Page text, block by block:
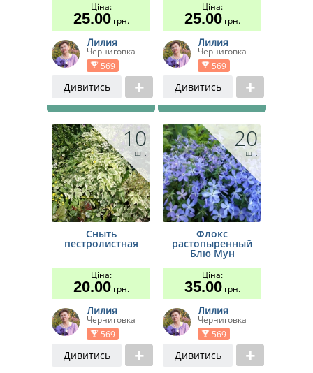
Ціна:
25.00грн.
Лилия
Черниговка
569
Дивитись
Ціна:
25.00грн.
Лилия
Черниговка
569
Дивитись
10
шт.
Сныть
пестролистная
Ціна:
20.00грн.
Лилия
Черниговка
569
Дивитись
20
шт.
Флокс
растопыренный
Блю Мун
Ціна:
35.00грн.
Лилия
Черниговка
569
Дивитись